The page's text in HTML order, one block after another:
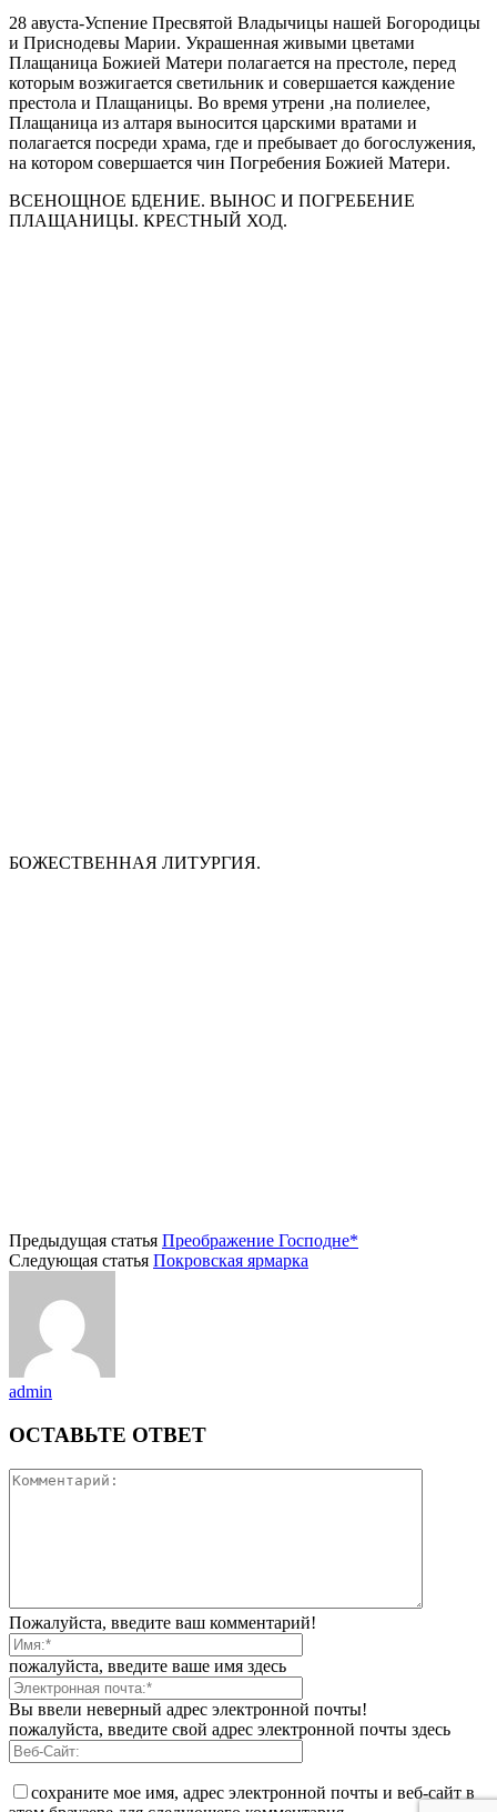
28 авуста-Успение Пресвятой Владычицы нашей Богородицы
и Приснодевы Марии. Украшенная живыми цветами
Плащаница Божией Матери полагается на престоле, перед
которым возжигается светильник и совершается каждение
престола и Плащаницы. Во время утрени ,на полиелее,
Плащаница из алтаря выносится царскими вратами и
полагается посреди храма, где и пребывает до богослужения,
на котором совершается чин Погребения Божией Матери.
ВСЕНОЩНОЕ БДЕНИЕ. ВЫНОС И ПОГРЕБЕНИЕ
ПЛАЩАНИЦЫ. КРЕСТНЫЙ ХОД.
БОЖЕСТВЕННАЯ ЛИТУРГИЯ.
Предыдущая статья Преображение Господне*
Следующая статья Покровская ярмарка
admin
ОСТАВЬТЕ ОТВЕТ
Пожалуйста, введите ваш комментарий!
пожалуйста, введите ваше имя здесь
Вы ввели неверный адрес электронной почты!
пожалуйста, введите свой адрес электронной почты здесь
сохраните мое имя, адрес электронной почты и веб-сайт в